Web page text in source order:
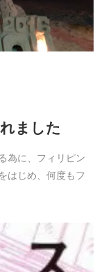
ました
為に、フィリピン
はじめ、何度もフ